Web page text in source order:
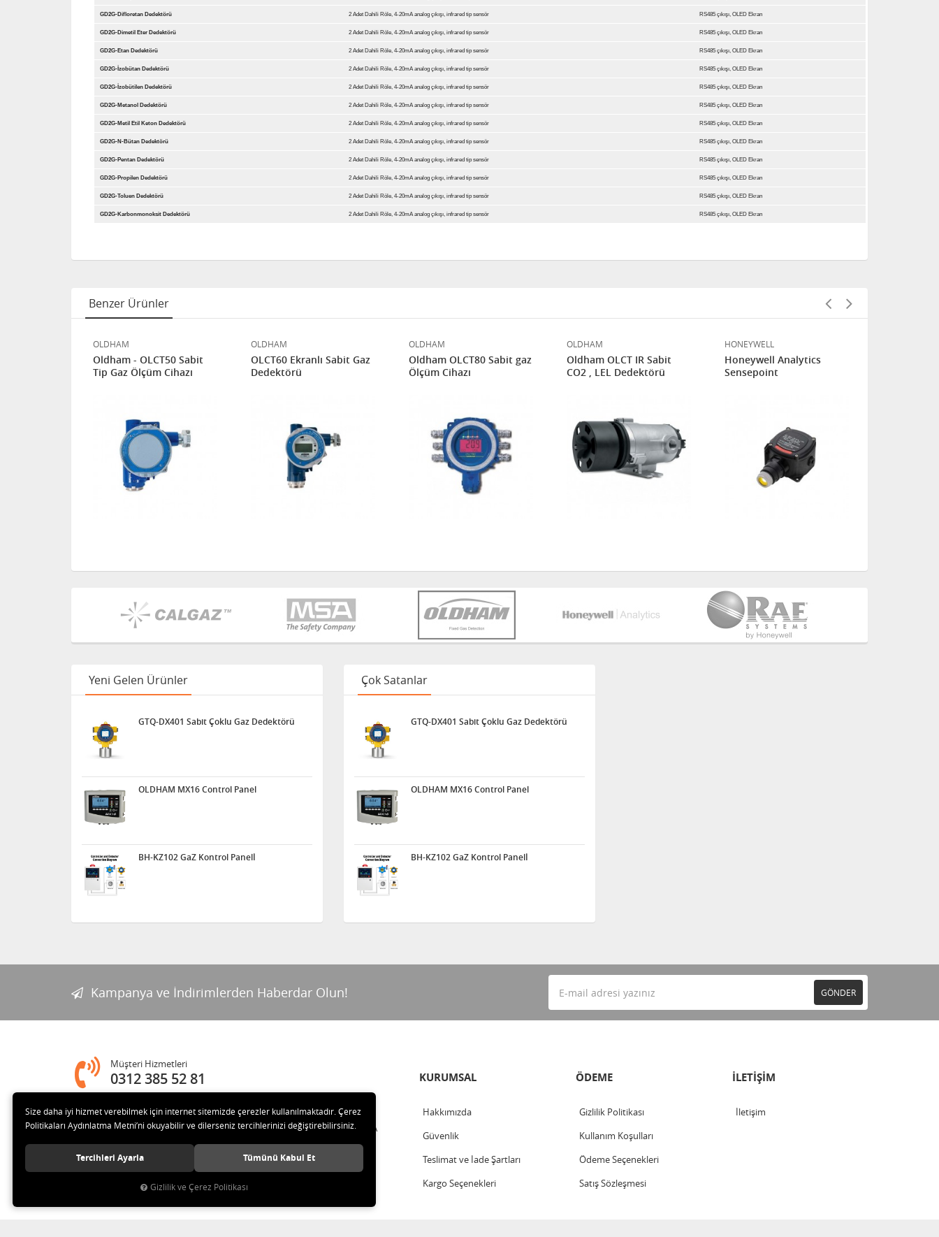
GD2G-Difloretan Dedektörü 2 Adet Dahili Röle, 4-20mA analog çıkışı, infrared tip sensör RS485 çıkışı, OLED Ekran
GD2G-Dimetil Eter Dedektörü 2 Adet Dahili Röle, 4-20mA analog çıkışı, infrared tip sensör RS485 çıkışı, OLED Ekran
GD2G-Etan Dedektörü 2 Adet Dahili Röle, 4-20mA analog çıkışı, infrared tip sensör RS485 çıkışı, OLED Ekran
GD2G-İzobütan Dedektörü 2 Adet Dahili Röle, 4-20mA analog çıkışı, infrared tip sensör RS485 çıkışı, OLED Ekran
GD2G-İzobütilen Dedektörü 2 Adet Dahili Röle, 4-20mA analog çıkışı, infrared tip sensör RS485 çıkışı, OLED Ekran
GD2G-Metanol Dedektörü 2 Adet Dahili Röle, 4-20mA analog çıkışı, infrared tip sensör RS485 çıkışı, OLED Ekran
GD2G-Metil Etil Keton Dedektörü 2 Adet Dahili Röle, 4-20mA analog çıkışı, infrared tip sensör RS485 çıkışı, OLED Ekran
GD2G-N-Bütan Dedektörü 2 Adet Dahili Röle, 4-20mA analog çıkışı, infrared tip sensör RS485 çıkışı, OLED Ekran
GD2G-Pentan Dedektörü 2 Adet Dahili Röle, 4-20mA analog çıkışı, infrared tip sensör RS485 çıkışı, OLED Ekran
GD2G-Propilen Dedektörü 2 Adet Dahili Röle, 4-20mA analog çıkışı, infrared tip sensör RS485 çıkışı, OLED Ekran
GD2G-Toluen Dedektörü 2 Adet Dahili Röle, 4-20mA analog çıkışı, infrared tip sensör RS485 çıkışı, OLED Ekran
GD2G-Karbonmonoksit Dedektörü 2 Adet Dahili Röle, 4-20mA analog çıkışı, infrared tip sensör RS485 çıkışı, OLED Ekran
Benzer Ürünler
OLDHAM
Oldham - OLCT50 Sabit
Tip Gaz Ölçüm Cihazı
OLDHAM
OLCT60 Ekranlı Sabit Gaz
Dedektörü
OLDHAM
Oldham OLCT80 Sabit gaz
Ölçüm Cihazı
OLDHAM
Oldham OLCT IR Sabit
CO2 , LEL Dedektörü
HONEYWELL
Honeywell Analytics
Sensepoint
Yeni Gelen Ürünler
GTQ-DX401 Sabit Çoklu Gaz Dedektörü
OLDHAM MX16 Control Panel
BH-KZ102 GaZ Kontrol Panelİ
Çok Satanlar
GTQ-DX401 Sabit Çoklu Gaz Dedektörü
OLDHAM MX16 Control Panel
BH-KZ102 GaZ Kontrol Panelİ
Kampanya ve İndirimlerden Haberdar Olun! GÖNDER
Müşteri Hizmetleri
0312 385 52 81
Adres
Melih Gökçek Bulvarı Ada Plaza No:80-8 İVEDİK OSB Yenimahalle - ANKARA
KURUMSAL
Hakkımızda
Güvenlik
Teslimat ve İade Şartları
Kargo Seçenekleri
ÖDEME
Gizlilik Politikası
Kullanım Koşulları
Ödeme Seçenekleri
Satış Sözleşmesi
İLETİŞİM
İletişim
Size daha iyi hizmet verebilmek için internet sitemizde çerezler kullanılmaktadır. Çerez
Politikaları Aydınlatma Metni’ni okuyabilir ve dilerseniz tercihlerinizi değiştirebilirsiniz.
Tercihleri Ayarla Tümünü Kabul Et
Gizlilik ve Çerez Politikası